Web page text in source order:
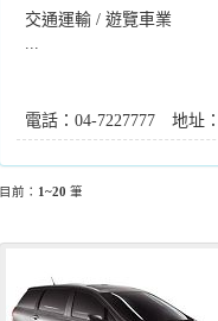
交通運輸 / 遊覽車業
電話：04-7227777 地址
目前： 1~20 筆